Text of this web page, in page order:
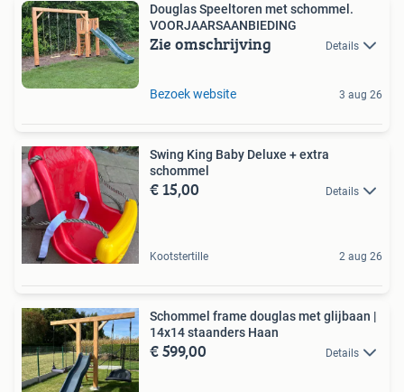
Douglas Speeltoren met schommel.
VOORJAARSAANBIEDING
Zie omschrijving Details
Bezoek website 3 aug 26
Swing King Baby Deluxe + extra
schommel
€ 15,00 Details
Kootstertille 2 aug 26
Schommel frame douglas met glijbaan |
14x14 staanders Haan
€ 599,00 Details